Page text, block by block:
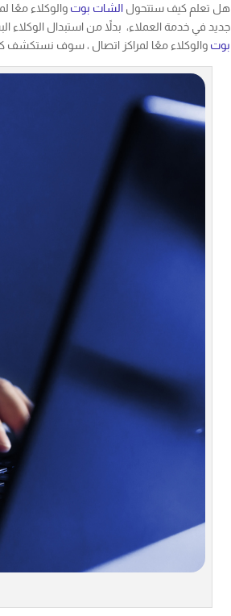
هل تعلم كيف ستتحولالشات بوت والوكلاء معًا
جديد في خدمة العملاء، بدلاً من استبدال
بوت والوكلاء معًا لمراكز اتصال ، سوف نستكشف